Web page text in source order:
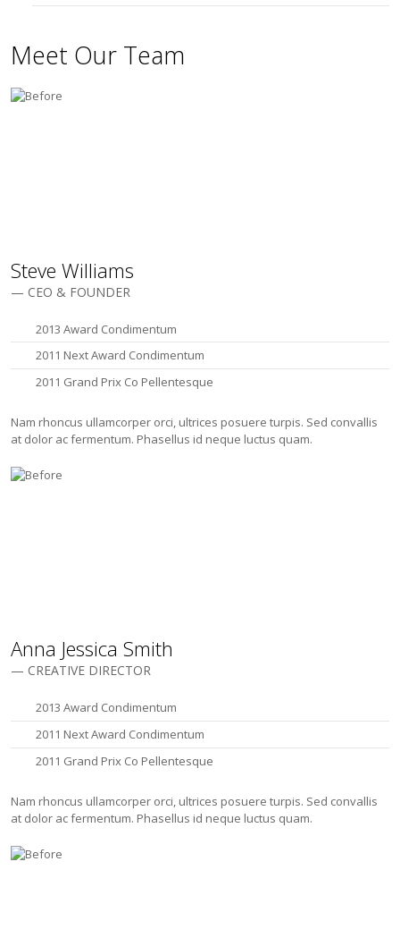
Meet Our Team
Steve Williams
— CEO & FOUNDER
2013 Award Condimentum
2011 Next Award Condimentum
2011 Grand Prix Co Pellentesque
Nam rhoncus ullamcorper orci, ultrices posuere turpis. Sed convallis
at dolor ac fermentum. Phasellus id neque luctus quam.
Anna Jessica Smith
— CREATIVE DIRECTOR
2013 Award Condimentum
2011 Next Award Condimentum
2011 Grand Prix Co Pellentesque
Nam rhoncus ullamcorper orci, ultrices posuere turpis. Sed convallis
at dolor ac fermentum. Phasellus id neque luctus quam.